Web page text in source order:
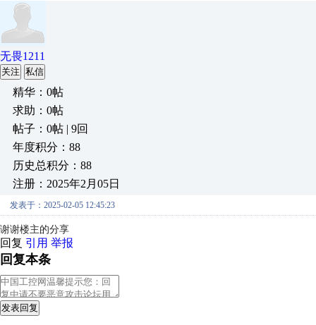
无畏1211
关注 私信
精华：0帖
求助：0帖
帖子：0帖 | 9回
年度积分：88
历史总积分：88
注册：2025年2月05日
发表于：2025-02-05 12:45:23
谢谢楼主的分享
回复 引用 举报
回复本条
发表回复